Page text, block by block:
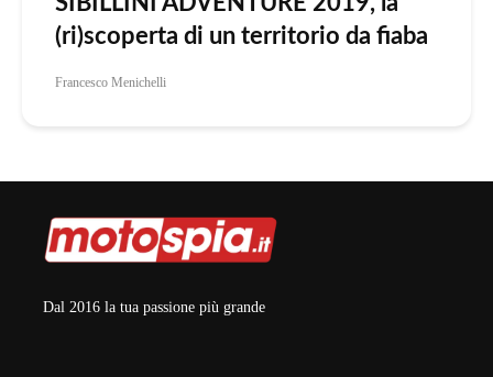
(ri)scoperta di un territorio da fiaba
Francesco Menichelli
Dal 2016 la tua passione più grande